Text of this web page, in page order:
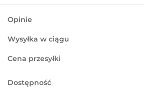
Opinie
Wysyłka w ciągu
Cena przesyłki
Dostępność